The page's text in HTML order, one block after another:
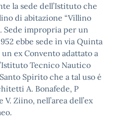
la sede dell’Istituto che
di abitazione “Villino
Sede impropria per un
ebbe sede ìn via Quinta
ex Convento adattato a
Tecnico Nautico
Spirito che a tal uso é
A. Bonafede, P
Ziino, nell’area dell’ex